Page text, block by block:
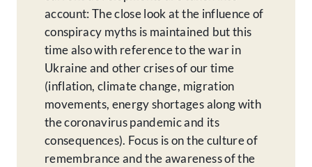
account: The close look at the influence of
conspiracy myths is maintained but this
time also with reference to the war in
Ukraine and other crises of our time
(inflation, climate change, migration
movements, energy shortages along with
the coronavirus pandemic and its
consequences). Focus is on the culture of
remembrance and the awareness of the